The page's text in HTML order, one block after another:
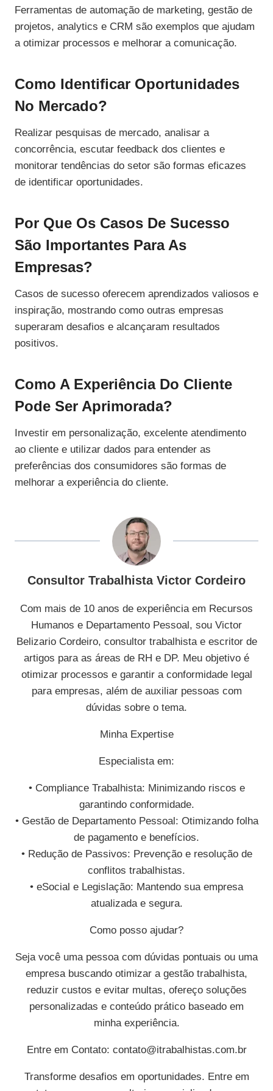
Ferramentas de automação de marketing, gestão de
projetos, analytics e CRM são exemplos que ajudam
a otimizar processos e melhorar a comunicação.
Como Identificar Oportunidades
No Mercado?
Realizar pesquisas de mercado, analisar a
concorrência, escutar feedback dos clientes e
monitorar tendências do setor são formas eficazes
de identificar oportunidades.
Por Que Os Casos De Sucesso
São Importantes Para As
Empresas?
Casos de sucesso oferecem aprendizados valiosos e
inspiração, mostrando como outras empresas
superaram desafios e alcançaram resultados
positivos.
Como A Experiência Do Cliente
Pode Ser Aprimorada?
Investir em personalização, excelente atendimento
ao cliente e utilizar dados para entender as
preferências dos consumidores são formas de
melhorar a experiência do cliente.
Consultor Trabalhista Victor Cordeiro
Com mais de 10 anos de experiência em Recursos
Humanos e Departamento Pessoal, sou Victor
Belizario Cordeiro, consultor trabalhista e escritor de
artigos para as áreas de RH e DP. Meu objetivo é
otimizar processos e garantir a conformidade legal
para empresas, além de auxiliar pessoas com
dúvidas sobre o tema.
Minha Expertise
Especialista em:
• Compliance Trabalhista: Minimizando riscos e
garantindo conformidade.
• Gestão de Departamento Pessoal: Otimizando folha
de pagamento e benefícios.
• Redução de Passivos: Prevenção e resolução de
conflitos trabalhistas.
• eSocial e Legislação: Mantendo sua empresa
atualizada e segura.
Como posso ajudar?
Seja você uma pessoa com dúvidas pontuais ou uma
empresa buscando otimizar a gestão trabalhista,
reduzir custos e evitar multas, ofereço soluções
personalizadas e conteúdo prático baseado em
minha experiência.
Entre em Contato: contato@itrabalhistas.com.br
Transforme desafios em oportunidades. Entre em